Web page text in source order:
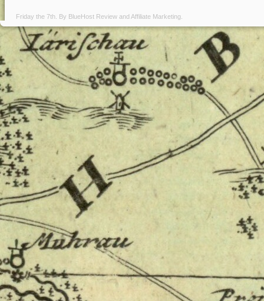
Friday the 7th. By BlueHost Review andAffiliate Marketing